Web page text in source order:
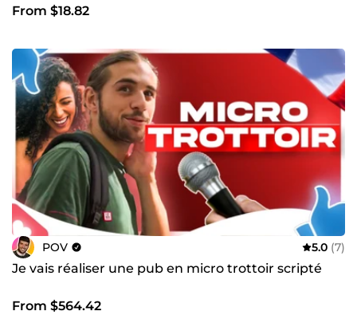
From $18.82
POV 5.0 (7)
Je vais réaliser une pub en micro trottoir scripté
From $564.42